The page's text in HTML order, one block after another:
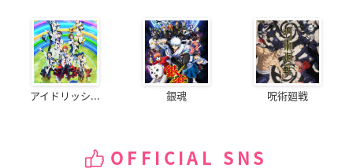
アイドリッシ... 銀魂 呪術廻戦
OFFICIAL SNS